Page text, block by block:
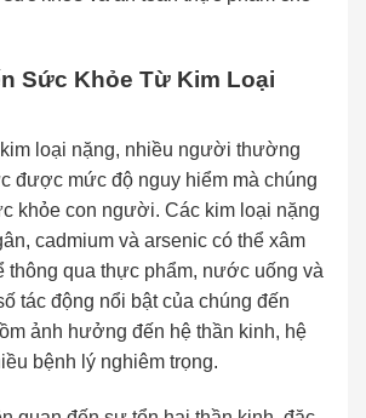
Sức Khỏe Từ Kim Loại
loại nặng, nhiều người thường
được mức độ nguy hiểm mà chúng
khỏe con người. Các kim loại nặng
cadmium và arsenic có thể xâm
thông qua thực phẩm, nước uống và
tác động nổi bật của chúng đến
ảnh hưởng đến hệ thần kinh, hệ
bệnh lý nghiêm trọng.